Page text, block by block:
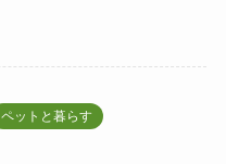
ペットと暮らす